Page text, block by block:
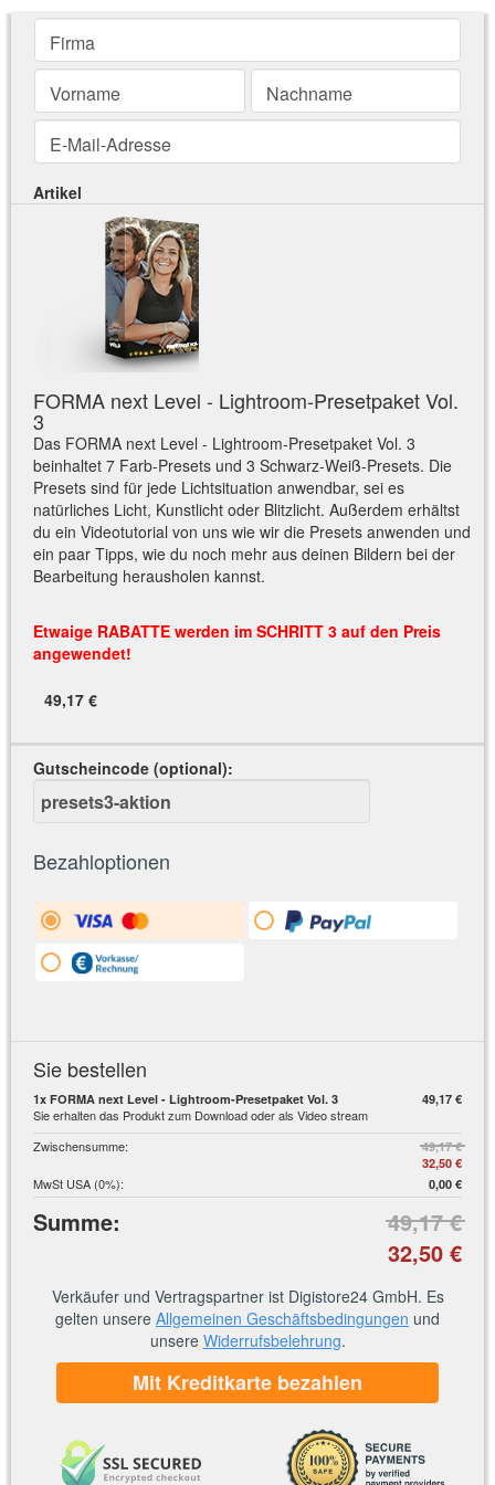
Firma
Vorname
Nachname
E-Mail-Adresse
Artikel
FORMA next Level - Lightroom-Presetpaket Vol.
3
Das FORMA next Level - Lightroom-Presetpaket Vol. 3
beinhaltet 7 Farb-Presets und 3 Schwarz-Weiß-Presets. Die
Presets sind für jede Lichtsituation anwendbar, sei es
natürliches Licht, Kunstlicht oder Blitzlicht. Außerdem erhältst
du ein Videotutorial von uns wie wir die Presets anwenden und
ein paar Tipps, wie du noch mehr aus deinen Bildern bei der
Bearbeitung herausholen kannst.
Etwaige RABATTE werden im SCHRITT 3 auf den Preis
angewendet!
49,17 €
Gutscheincode (optional):
Bezahloptionen
Sie bestellen
1x FORMA next Level - Lightroom-Presetpaket Vol. 3
Sie erhalten das Produkt zum Download oder als Video stream
49,17 €
Zwischensumme:
49,17 €
32,50 €
MwSt USA (0%): 0,00 €
Summe:
49,17 €
32,50 €
Verkäufer und Vertragspartner ist Digistore24 GmbH. Es
gelten unsere Allgemeinen Geschäftsbedingungen und
unsere Widerrufsbelehrung.
Mit Kreditkarte bezahlen